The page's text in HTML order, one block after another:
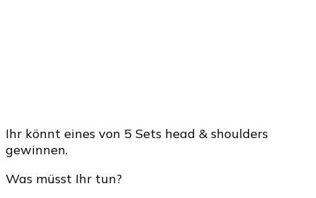
Ihr könnt eines von 5 Sets head & shoulders
gewinnen.
Was müsst Ihr tun?